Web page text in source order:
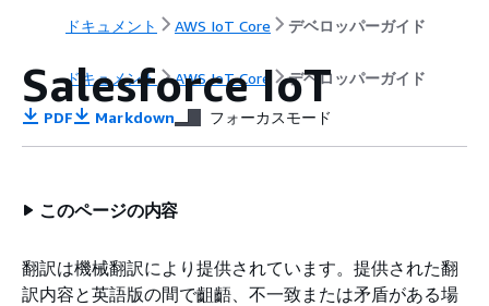
ドキュメント AWS IoT Core デベロッパーガイド
ドキュメント AWS IoT Core デベロッパーガイド
Salesforce IoT
PDF Markdown フォーカスモード
このページの内容
翻訳は機械翻訳により提供されています。提供された翻
訳内容と英語版の間で齟齬、不一致または矛盾がある場